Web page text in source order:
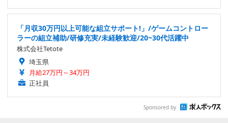
「月収30万円以上可能な組立サポート!」/ゲームコントロー
ラーの組立補助/研修充実/未経験歓迎/20~30代活躍中
株式会社Tetote
埼玉県
月給27万円～34万円
正社員
Sponsored by